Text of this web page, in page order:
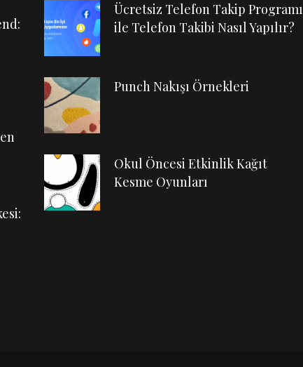
Ücretsiz Telefon Takip Programı
ile Telefon Takibi Nasıl Yapılır?
Punch Nakışı Örnekleri
Okul Öncesi Etkinlik Kağıt
Kesme Oyunları